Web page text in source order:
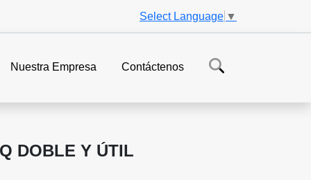
Select Language ▼
Nuestra Empresa Contáctenos
DOBLE Y ÚTIL